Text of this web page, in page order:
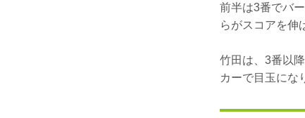
前半は3番でバ
らがスコアを伸
竹田は、3番以
カーで目玉にな